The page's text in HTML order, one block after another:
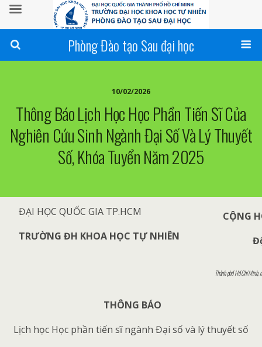
Phòng Đào tạo Sau đại học
10/02/2026
Thông Báo Lịch Học Học Phần Tiến Sĩ Của
Nghiên Cứu Sinh Ngành Đại Số Và Lý Thuyết
Số, Khóa Tuyển Năm 2025
ĐẠI HỌC QUỐC GIA TP.HCM
TRƯỜNG ĐH KHOA HỌC TỰ NHIÊN
CỘNG
Thành phố Hồ Chí
THÔNG BÁO
Lịch học Học phần tiến sĩ ngành Đại số và lý thuyết số